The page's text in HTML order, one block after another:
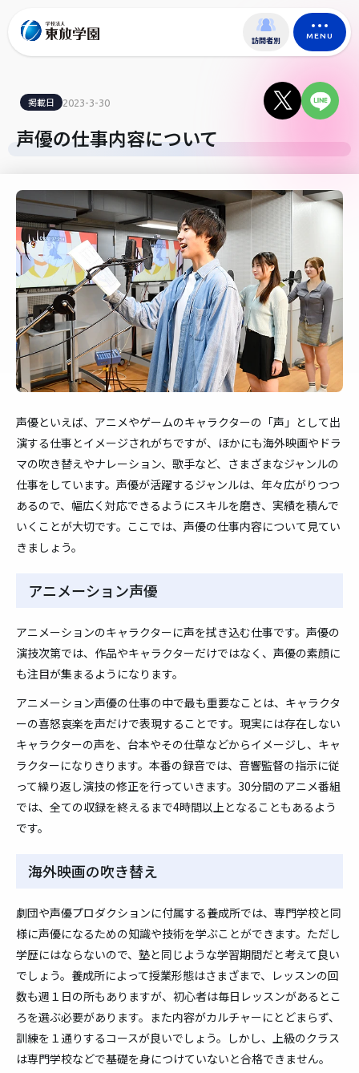
訪問者別 MENU
掲載日 2023-3-30
声優の仕事内容について
声優といえば、アニメやゲームのキャラクターの「声」として出
演する仕事とイメージされがちですが、ほかにも海外映画やドラ
マの吹き替えやナレーション、歌手など、さまざまなジャンルの
仕事をしています。声優が活躍するジャンルは、年々広がりつつ
あるので、幅広く対応できるようにスキルを磨き、実績を積んで
いくことが大切です。ここでは、声優の仕事内容について見てい
きましょう。
アニメーション声優
アニメーションのキャラクターに声を拭き込む仕事です。声優の
演技次第では、作品やキャラクターだけではなく、声優の素顔に
も注目が集まるようになります。
アニメーション声優の仕事の中で最も重要なことは、キャラクタ
ーの喜怒哀楽を声だけで表現することです。現実には存在しない
キャラクターの声を、台本やその仕草などからイメージし、キャ
ラクターになりきります。本番の録音では、音響監督の指示に従
って繰り返し演技の修正を行っていきます。30分間のアニメ番組
では、全ての収録を終えるまで4時間以上となることもあるよう
です。
海外映画の吹き替え
劇団や声優プロダクションに付属する養成所では、専門学校と同
様に声優になるための知識や技術を学ぶことができます。ただし
学歴にはならないので、塾と同じような学習期間だと考えて良い
でしょう。養成所によって授業形態はさまざまで、レッスンの回
数も週１日の所もありますが、初心者は毎日レッスンがあるとこ
ろを選ぶ必要があります。また内容がカルチャーにとどまらず、
訓練を１通りするコースが良いでしょう。しかし、上級のクラス
は専門学校などで基礎を身につけていないと合格できません。